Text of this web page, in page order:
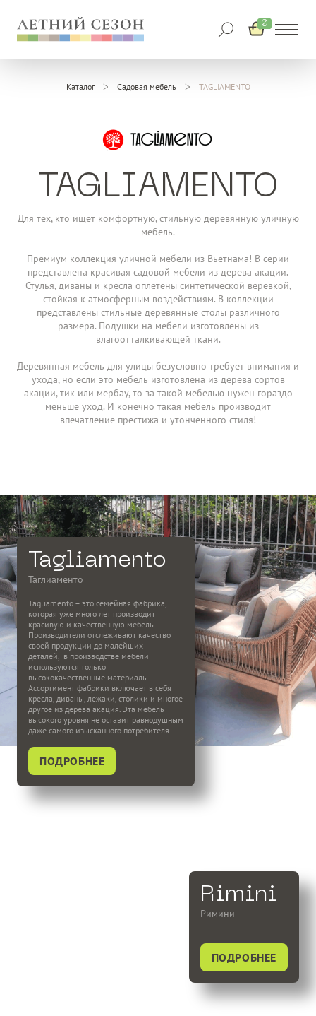
0
Каталог Садовая мебель TAGLIAMENTO
TAGLIAMENTO
Для тех, кто ищет комфортную, стильную деревянную уличную
мебель.
Премиум коллекция уличной мебели из Вьетнама! В серии
представлена красивая садовой мебели из дерева акации.
Стулья, диваны и кресла оплетены синтетической верёвкой,
стойкая к атмосферным воздействиям. В коллекции
представлены стильные деревянные столы различного
размера. Подушки на мебели изготовлены из
влагоотталкивающей ткани.
Деревянная мебель для улицы безусловно требует внимания и
ухода, но если это мебель изготовлена из дерева сортов
акации, тик или мербау, то за такой мебелью нужен гораздо
меньше уход. И конечно такая мебель производит
впечатление престижа и утонченного стиля!
Tagliamento
Таглиаменто
Tagliamento – это семейная фабрика,
которая уже много лет производит
красивую и качественную мебель.
Производители отслеживают качество
своей продукции до малейших
деталей,  в производстве мебели
используются только
высококачественные материалы.
Ассортимент фабрики включает в себя
кресла, диваны, лежаки, столики и многое
другое из дерева акация. Эта мебель
высокого уровня не оставит равнодушным
даже самого изысканного потребителя.
ПОДРОБНЕЕ
Rimini
Римини
ПОДРОБНЕЕ